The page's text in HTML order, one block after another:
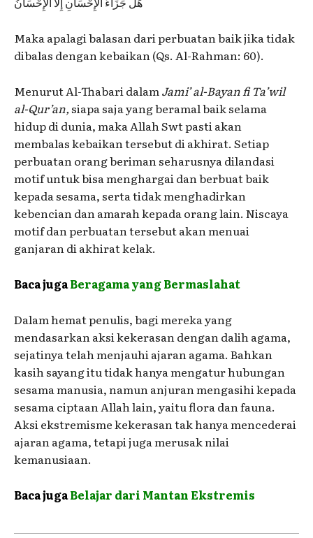
Maka apalagi balasan dari perbuatan baik jika tidak
dibalas dengan kebaikan(Qs. Al-Rahman: 60).
Menurut Al-Thabari dalamJami’ al-Bayan fi Ta’wil
al-Qur’an, siapa saja yang beramal baik selama
hidup di dunia, maka Allah Swt pasti akan
membalas kebaikan tersebut di akhirat. Setiap
perbuatan orang beriman seharusnya dilandasi
motif untuk bisa menghargai dan berbuat baik
kepada sesama, serta tidak menghadirkan
kebencian dan amarah kepada orang lain. Niscaya
motif dan perbuatan tersebut akan menuai
ganjaran di akhirat kelak.
Baca jugaBeragama yang Bermaslahat
Dalam hemat penulis, bagi mereka yang
mendasarkan aksi kekerasan dengan dalih agama,
sejatinya telah menjauhi ajaran agama. Bahkan
kasih sayang itu tidak hanya mengatur hubungan
sesama manusia, namun anjuran mengasihi kepada
sesama ciptaan Allah lain, yaitu flora dan fauna.
Aksi ekstremisme kekerasan tak hanya mencederai
ajaran agama, tetapi juga merusak nilai
kemanusiaan.
Baca jugaBelajar dari Mantan Ekstremis